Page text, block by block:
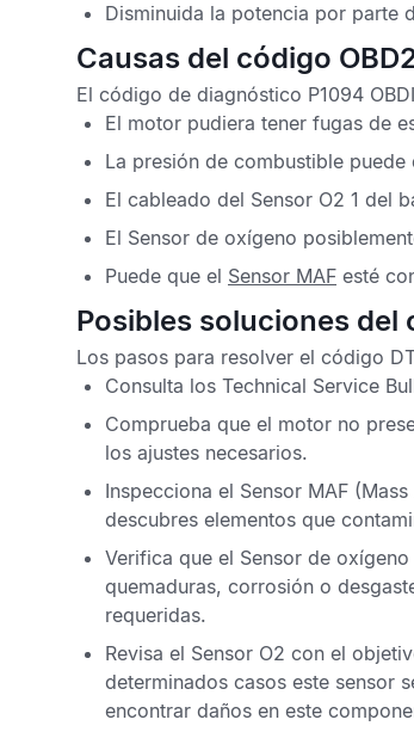
Disminuida la potencia por parte
Causas del código
El código de diagnóstico P1094
El motor pudiera tener fugas de
La presión de combustible puede
El cableado del Sensor O2 1 del
El Sensor de oxígeno
Puede que el Sensor MAF esté
Posibles soluciones del
Los pasos para resolver el código
Consulta los Technical Service
Comprueba que el motor no
los ajustes necesarios.
Inspecciona el Sensor MAF
descubres elementos que
Verifica que el Sensor de oxígeno
quemaduras, corrosión o
requeridas.
Revisa el Sensor O2 con el
determinados casos este sensor
encontrar daños en este